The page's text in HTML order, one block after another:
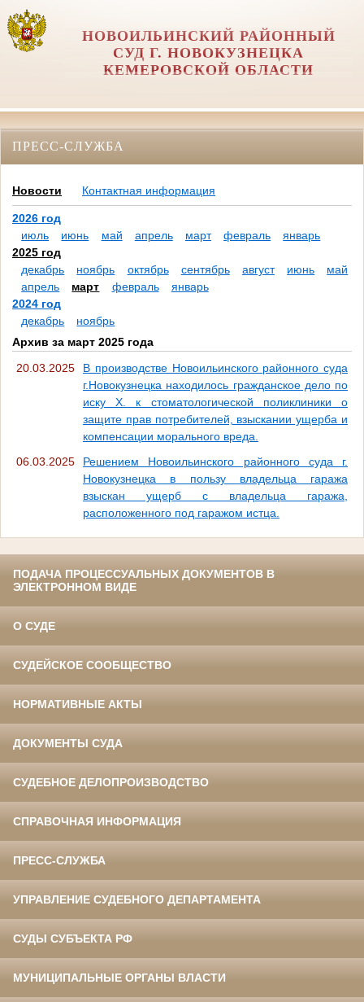
НОВОИЛЬИНСКИЙ РАЙОННЫЙ
СУД Г. НОВОКУЗНЕЦКА
КЕМЕРОВСКОЙ ОБЛАСТИ
ПРЕСС-СЛУЖБА
Новости Контактная информация
2026 год
июль
июнь май апрель март февраль
январь
2025 год
декабрь
ноябрь октябрь сентябрь август июнь
май
апрель
март февраль
январь
2024 год
декабрь
ноябрь
Архив за март 2025 года
20.03.2025
В производстве Новоильинского районного суда
г.Новокузнецка находилось гражданское дело по
иску Х. к стоматологической поликлиники о
защите прав потребителей, взыскании ущерба и
компенсации морального вреда.
06.03.2025
Решением Новоильинского районного суда г.
Новокузнецка в пользу владельца гаража
взыскан ущерб с владельца гаража,
расположенного под гаражом истца.
ПОДАЧА ПРОЦЕССУАЛЬНЫХ ДОКУМЕНТОВ В
ЭЛЕКТРОННОМ ВИДЕ
О СУДЕ
СУДЕЙСКОЕ СООБЩЕСТВО
НОРМАТИВНЫЕ АКТЫ
ДОКУМЕНТЫ СУДА
СУДЕБНОЕ ДЕЛОПРОИЗВОДСТВО
СПРАВОЧНАЯ ИНФОРМАЦИЯ
ПРЕСС-СЛУЖБА
УПРАВЛЕНИЕ СУДЕБНОГО ДЕПАРТАМЕНТА
СУДЫ СУБЪЕКТА РФ
МУНИЦИПАЛЬНЫЕ ОРГАНЫ ВЛАСТИ